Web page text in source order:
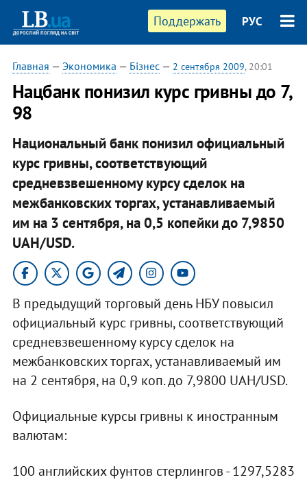
Поддержать РУС
Главная — Экономика — Бізнес— 2 сентября 2009, 20:01
Нацбанк понизил курс гривны до 7,
98
Национальный банк понизил официальный
курс гривны, соответствующий
средневзвешенному курсу сделок на
межбанковских торгах, устанавливаемый
им на 3 сентября, на 0,5 копейки до 7,9850
UAH/USD.
В предыдущий торговый день НБУ повысил
официальный курс гривны, соответствующий
средневзвешенному курсу сделок на
межбанковских торгах, устанавливаемый им
на 2 сентября, на 0,9 коп. до 7,9800 UAH/USD.
Официальные курсы гривны к иностранным
валютам:
100 английских фунтов стерлингов - 1297,5283